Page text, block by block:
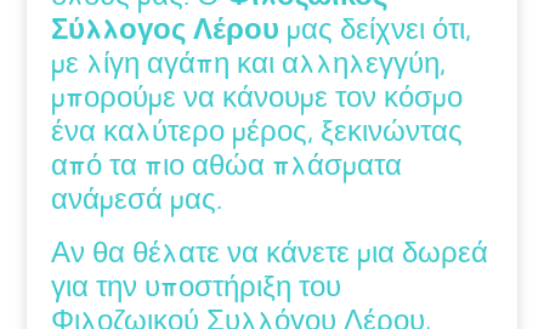
Σύλλογος Λέρου μας δείχνει ότι,
με λίγη αγάπη και αλληλεγγύη,
μπορούμε να κάνουμε τον κόσμο
ένα καλύτερο μέρος, ξεκινώντας
από τα πιο αθώα πλάσματα
ανάμεσά μας.
Αν θα θέλατε να κάνετε μια δωρεά
για την υποστήριξη του
Φιλοζωικού Συλλόγου Λέρου,